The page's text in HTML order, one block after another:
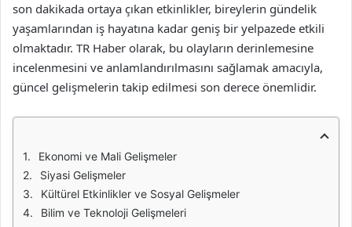
son dakikada ortaya çıkan etkinlikler, bireylerin gündelik
yaşamlarından iş hayatına kadar geniş bir yelpazede etkili
olmaktadır. TR Haber olarak, bu olayların derinlemesine
incelenmesini ve anlamlandırılmasını sağlamak amacıyla,
güncel gelişmelerin takip edilmesi son derece önemlidir.
Ekonomi ve Mali Gelişmeler
Siyasi Gelişmeler
Kültürel Etkinlikler ve Sosyal Gelişmeler
Bilim ve Teknoloji Gelişmeleri